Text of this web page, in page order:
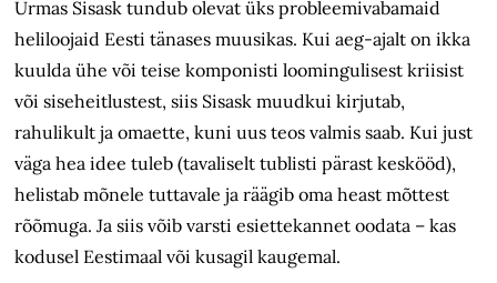
Urmas Sisask tundub olevat üks probleemivabamaid
heliloojaid Eesti tänases muusikas. Kui aeg-ajalt on ikka
kuulda ühe või teise komponisti loomingulisest kriisist
või siseheitlustest, siis Sisask muudkui kirjutab,
rahulikult ja omaette, kuni uus teos valmis saab. Kui just
väga hea idee tuleb (tavaliselt tublisti pärast keskööd),
helistab mõnele tuttavale ja räägib oma heast mõttest
rõõmuga. Ja siis võib varsti esiettekannet oodata – kas
kodusel Eestimaal või kusagil kaugemal.